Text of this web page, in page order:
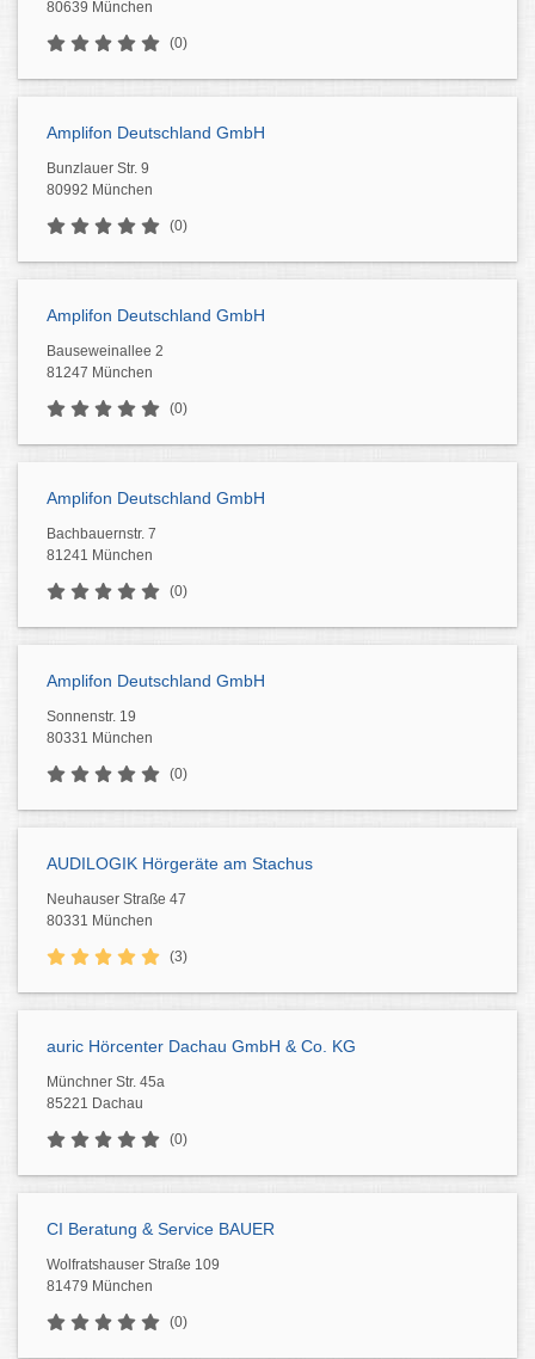
80639 München
(0)
Amplifon Deutschland GmbH
Bunzlauer Str. 9
80992 München
(0)
Amplifon Deutschland GmbH
Bauseweinallee 2
81247 München
(0)
Amplifon Deutschland GmbH
Bachbauernstr. 7
81241 München
(0)
Amplifon Deutschland GmbH
Sonnenstr. 19
80331 München
(0)
AUDILOGIK Hörgeräte am Stachus
Neuhauser Straße 47
80331 München
(3)
auric Hörcenter Dachau GmbH & Co. KG
Münchner Str. 45a
85221 Dachau
(0)
CI Beratung & Service BAUER
Wolfratshauser Straße 109
81479 München
(0)